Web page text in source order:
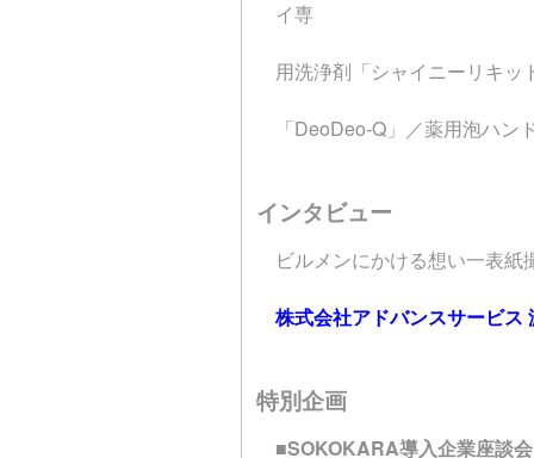
イ専
用洗浄剤「シャイニーリキ
「DeoDeo-Q」／薬用泡ハン
インタビュー
ビルメンにかける想い一表紙
株式会社アドバンスサービス
特別企画
■SOKOKARA導入企業座談会